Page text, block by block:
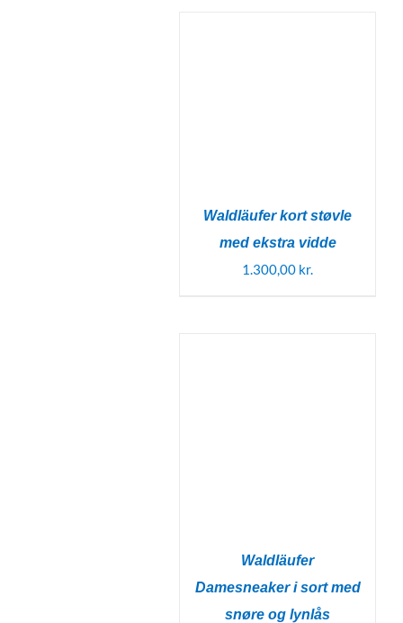
Waldläufer kort støvle
med ekstra vidde
1.300,00 kr.
Waldläufer
Damesneaker i sort med
snøre og lynlås